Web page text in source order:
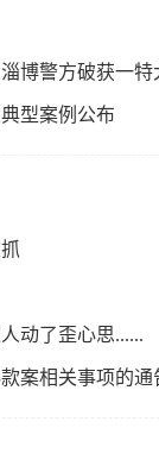
博警方破获一
型案例公布
动了歪心思......
案相关事项的通